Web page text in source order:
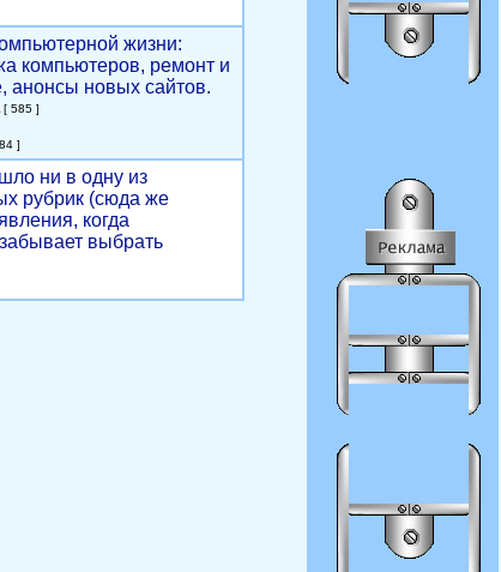
жизни:
компьютеров, ремонт и
анонсы новых сайтов.
[ 585 ]
]
ни в одну из
рубрик (сюда же
когда
выбрать